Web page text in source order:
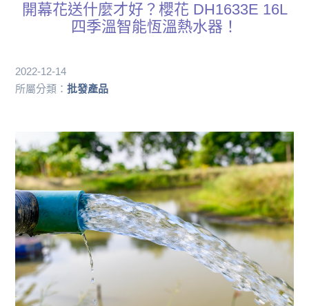
開幕花送什麼才好？櫻花 DH1633E 16L
四季溫智能恆溫熱水器！
2022-12-14
所屬分類：批發產品